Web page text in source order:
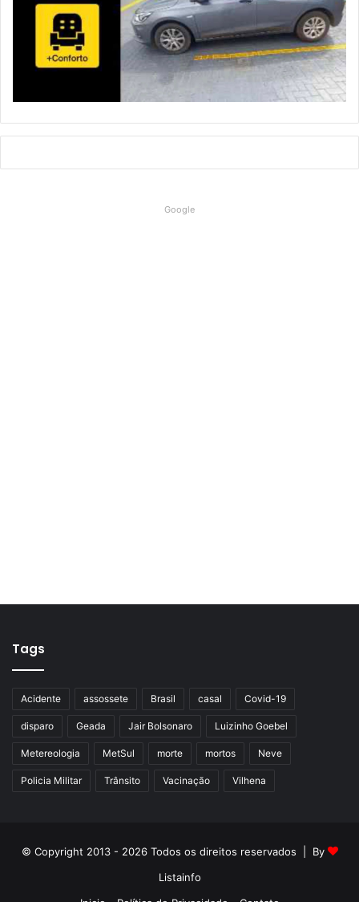
Google
Tags
Acidente assossete Brasil casal Covid-19
disparo Geada Jair Bolsonaro Luizinho Goebel
Metereologia MetSul morte mortos Neve
Policia Militar Trânsito Vacinação Vilhena
© Copyright 2013 - 2026 Todos os direitos reservados | By
Listainfo